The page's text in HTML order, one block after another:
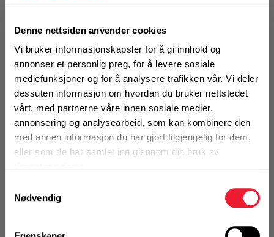
Denne nettsiden anvender cookies
Vi bruker informasjonskapsler for å gi innhold og
annonser et personlig preg, for å levere sosiale
mediefunksjoner og for å analysere trafikken vår. Vi deler
dessuten informasjon om hvordan du bruker nettstedet
vårt, med partnerne våre innen sosiale medier,
annonsering og analysearbeid, som kan kombinere den
med annen informasjon du har gjort tilgjengelig for dem,
eller som de har samlet inn gjennom din bruk av
Nødvendig
registrer deg for å
Art.nr. 10Z050020E01
Rillekobling rigid 2"
På nettlager
Klikk & Hent i Motek Bryne + 3 andre